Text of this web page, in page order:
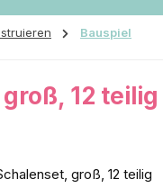
Bauspiel
12 teilig